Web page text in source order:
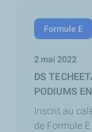
Formule E
2 mai 2022
DS
PODIUMS
Inscrit au
de Formule